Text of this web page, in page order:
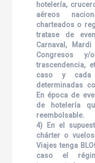
hotelería,
aéreos
charteados o
tratase de
Carnaval,
Congresos
trascendencia,
caso y cada
determinadas
En época de
de hotelería
reembolsable.
4) En el
chárter o
Viajes tenga
caso el